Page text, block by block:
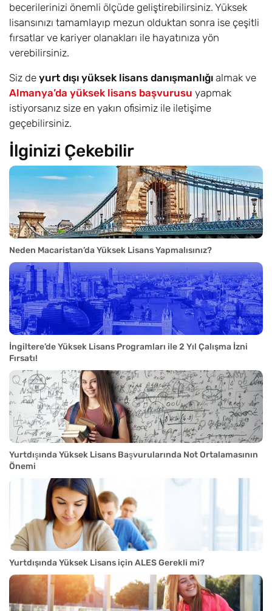
İlginizi Çekebilir
Neden Macaristan’da Yüksek Lisans Yapmalısınız?
İngiltere’de Yüksek Lisans Programları ile 2 Yıl Çalışma İzni
Fırsatı!
Yurtdışında Yüksek Lisans Başvurularında Not Ortalamasının
Önemi
Yurtdışında Yüksek Lisans için ALES Gerekli mi?
becerilerinizi önemli ölçüde geliştirebilirsiniz. Yüksek
lisansınızı tamamlayıp mezun olduktan sonra ise çeşitli
fırsatlar ve kariyer olanakları ile hayatınıza yön
verebilirsiniz.
Siz de yurt dışı yüksek lisans danışmanlığı almak ve
Almanya’da yüksek lisans başvurusu yapmak
istiyorsanız size en yakın ofisimiz ile iletişime
geçebilirsiniz.